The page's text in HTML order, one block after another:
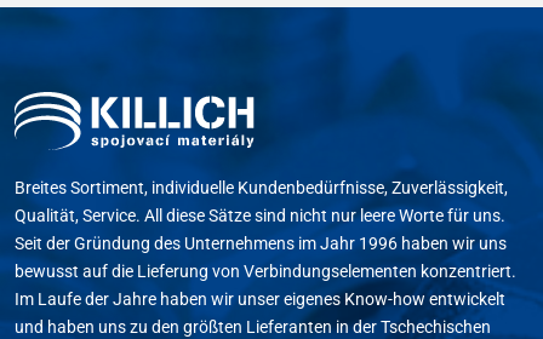
Breites Sortiment, individuelle Kundenbedürfnisse, Zuverlässigkeit,
Qualität, Service. All diese Sätze sind nicht nur leere Worte für uns.
Seit der Gründung des Unternehmens im Jahr 1996 haben wir uns
bewusst auf die Lieferung von Verbindungselementen konzentriert.
Im Laufe der Jahre haben wir unser eigenes Know-how entwickelt
und haben uns zu den größten Lieferanten in der Tschechischen